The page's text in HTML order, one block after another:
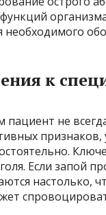
к
пациент не
Если запой
настолько,